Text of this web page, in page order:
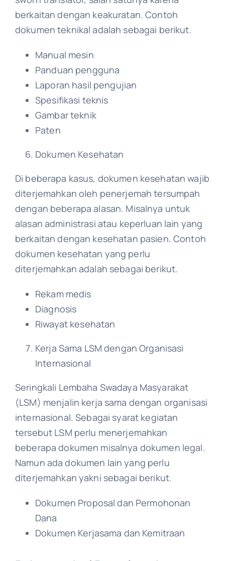
berkaitan dengan keakuratan. Contoh
dokumen teknikal adalah sebagai berikut.
Manual mesin
Panduan pengguna
Laporan hasil pengujian
Spesifikasi teknis
Gambar teknik
Paten
Dokumen Kesehatan
Di beberapa kasus, dokumen kesehatan wajib
diterjemahkan oleh penerjemah tersumpah
dengan beberapa alasan. Misalnya untuk
alasan administrasi atau keperluan lain yang
berkaitan dengan kesehatan pasien. Contoh
dokumen kesehatan yang perlu
diterjemahkan adalah sebagai berikut.
Rekam medis
Diagnosis
Riwayat kesehatan
Kerja Sama LSM dengan Organisasi
Internasional
Seringkali Lembaha Swadaya Masyarakat
(LSM) menjalin kerja sama dengan organisasi
internasional. Sebagai syarat kegiatan
tersebut LSM perlu menerjemahkan
beberapa dokumen misalnya dokumen legal.
Namun ada dokumen lain yang perlu
diterjemahkan yakni sebagai berikut.
Dokumen Proposal dan Permohonan
Dana
Dokumen Kerjasama dan Kemitraan